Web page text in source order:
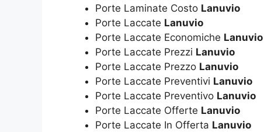
Porte Laminate Costo Lanuvio
Porte Laccate Lanuvio
Porte Laccate Economiche Lanuvio
Porte Laccate Prezzi Lanuvio
Porte Laccate Prezzo Lanuvio
Porte Laccate Preventivi Lanuvio
Porte Laccate Preventivo Lanuvio
Porte Laccate Offerte Lanuvio
Porte Laccate In Offerta Lanuvio